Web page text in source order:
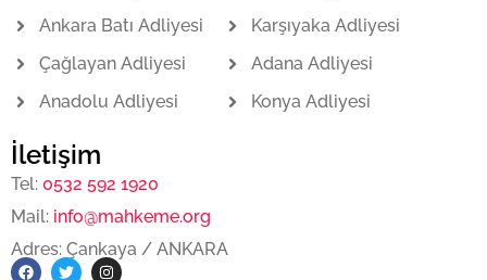
Ankara Batı Adliyesi
Çağlayan Adliyesi
Anadolu Adliyesi
Karşıyaka Adliyesi
Adana Adliyesi
Konya Adliyesi
İletişim
Tel: 0532 592 1920
Mail: info@mahkeme.org
Adres: Çankaya / ANKARA